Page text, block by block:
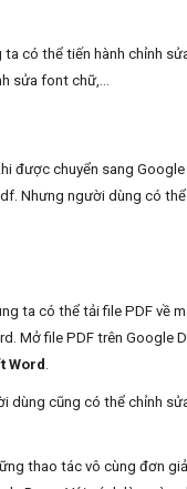
ta có thể tiến hành chỉnh
sửa font chữ,...
được chuyển sang
Nhưng người dùng có
ta có thể tải file PDF về
Mở file PDF trên Google
Word .
dùng cũng có thể chỉnh
thao tác vô cùng đơn